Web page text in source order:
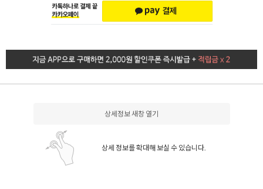
상세정보 새창 열기
상세 정보를 확대해 보실 수 있습니다.